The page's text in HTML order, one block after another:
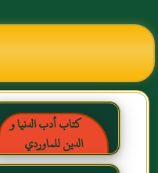
كتاب أدب الدنيا و
الدين للماوردي